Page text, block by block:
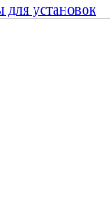
для установок